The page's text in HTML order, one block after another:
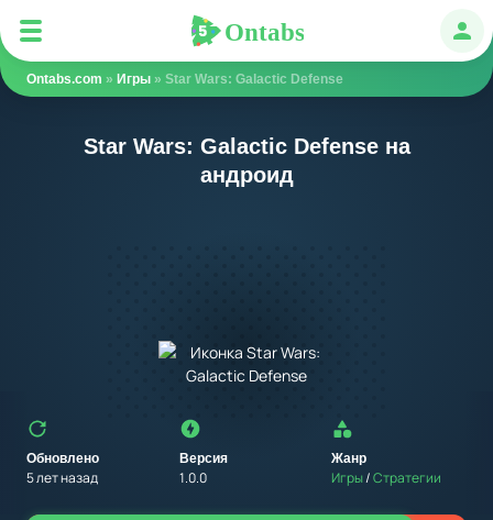
Ontabs
Ontabs.com » Игры » Star Wars: Galactic Defense
Star Wars: Galactic Defense на
андроид
Обновлено
5 лет назад
Версия
1.0.0
Жанр
Игры/Стратегии